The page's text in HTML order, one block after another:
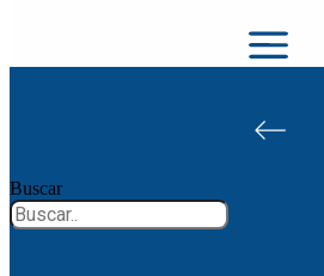
Buscar